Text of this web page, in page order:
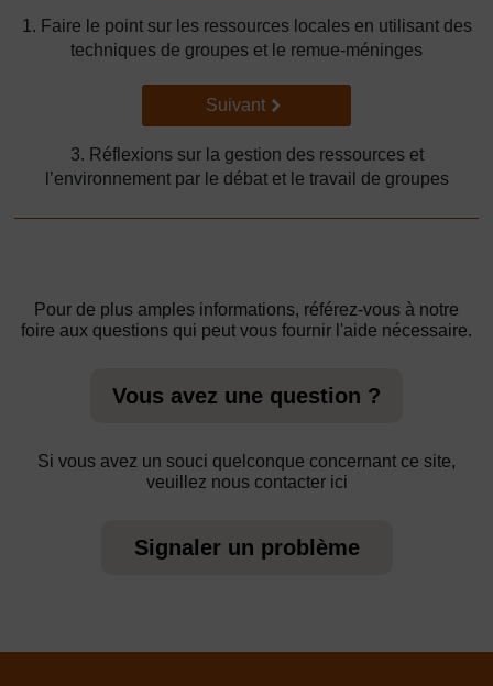
1. Faire le point sur les ressources locales en utilisant des
techniques de groupes et le remue-méninges
Suivant
Suivant
3. Réflexions sur la gestion des ressources et
l’environnement par le débat et le travail de groupes
Pour de plus amples informations, référez-vous à notre
foire aux questions qui peut vous fournir l'aide nécessaire.
Vous avez une question ?
Si vous avez un souci quelconque concernant ce site,
veuillez nous contacter ici
Signaler un problème